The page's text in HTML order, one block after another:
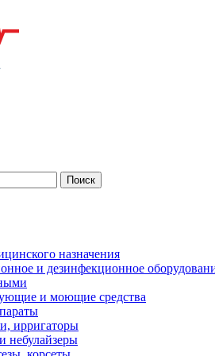
Поиск
назначения
и дезинфекционное
и моющие средства
ирригаторы
небулайзеры